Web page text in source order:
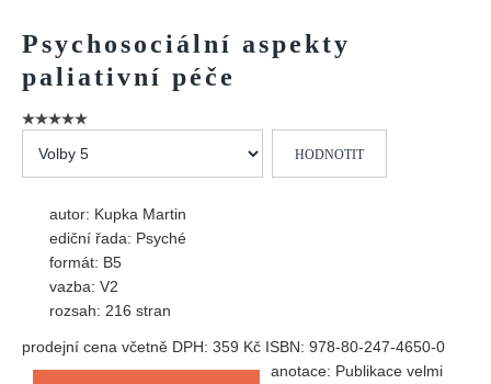
FAQ
Doporučení
Vydání 1/ 2026
Psychosociální aspekty
paliativní péče
prosím
autor: Kupka Martin
ediční řada: Psyché
formát: B5
vazba: V2
rozsah: 216 stran
prodejní cena včetně DPH: 359 Kč ISBN: 978-80-247-4650-0
anotace: Publikace velmi